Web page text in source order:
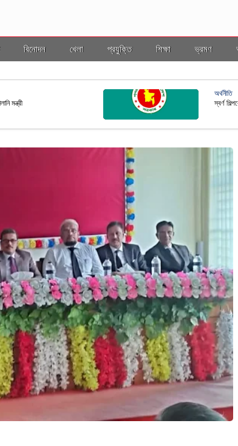
বিনোদন খেলা প্রযুক্তি শিক্ষা ভ্রমণ
ভ্রমণ